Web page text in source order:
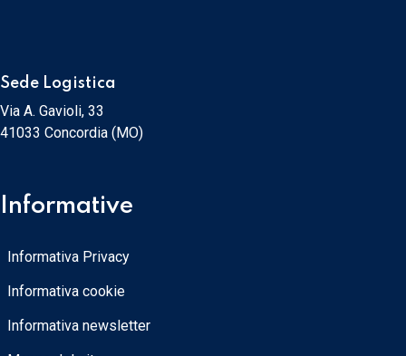
Sede Logistica
Via A. Gavioli, 33
41033 Concordia (MO)
Informative
Informativa Privacy
Informativa cookie
Informativa newsletter